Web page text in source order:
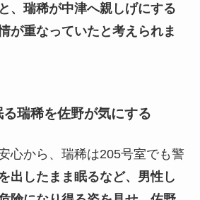
、瑞稀が中津へ親しげにする
が重なっていたと考えられま
瑞稀を佐野が気にする
心から、瑞稀は205号室でも警
出したまま眠るなど、男性し